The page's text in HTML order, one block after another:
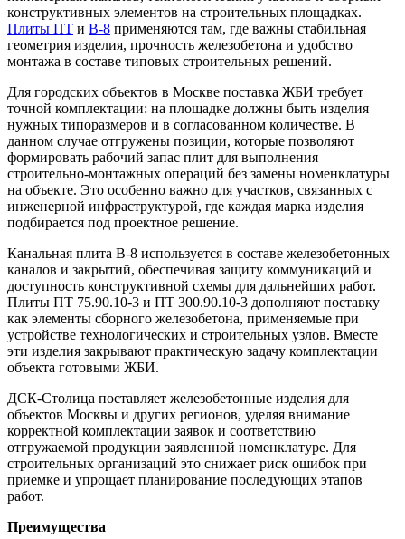
конструктивных элементов на строительных площадках.
Плиты ПТ и В-8 применяются там, где важны стабильная
геометрия изделия, прочность железобетона и удобство
монтажа в составе типовых строительных решений.
Для городских объектов в Москве поставка ЖБИ требует
точной комплектации: на площадке должны быть изделия
нужных типоразмеров и в согласованном количестве. В
данном случае отгружены позиции, которые позволяют
формировать рабочий запас плит для выполнения
строительно-монтажных операций без замены номенклатуры
на объекте. Это особенно важно для участков, связанных с
инженерной инфраструктурой, где каждая марка изделия
подбирается под проектное решение.
Канальная плита В-8 используется в составе железобетонных
каналов и закрытий, обеспечивая защиту коммуникаций и
доступность конструктивной схемы для дальнейших работ.
Плиты ПТ 75.90.10-3 и ПТ 300.90.10-3 дополняют поставку
как элементы сборного железобетона, применяемые при
устройстве технологических и строительных узлов. Вместе
эти изделия закрывают практическую задачу комплектации
объекта готовыми ЖБИ.
ДСК-Столица поставляет железобетонные изделия для
объектов Москвы и других регионов, уделяя внимание
корректной комплектации заявок и соответствию
отгружаемой продукции заявленной номенклатуре. Для
строительных организаций это снижает риск ошибок при
приемке и упрощает планирование последующих этапов
работ.
Преимущества